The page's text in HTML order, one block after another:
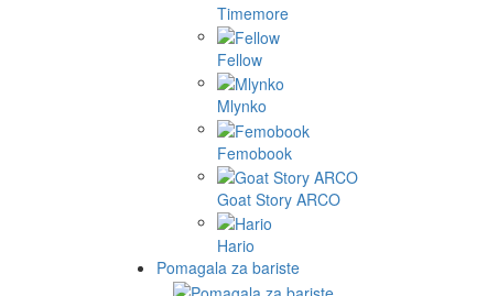
Timemore
Fellow
Mlynko
Femobook
Goat Story ARCO
Hario
Pomagala za bariste